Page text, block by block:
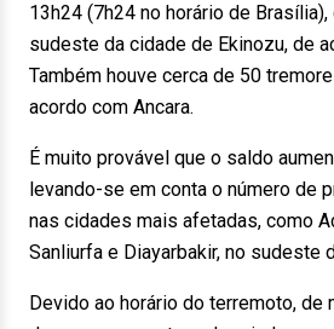
13h24 (7h24 no horário de
sudeste da cidade de Ekinozu, de
Também houve cerca de 50
acordo com Ancara.
É muito provável que o saldo
levando-se em conta o número de
nas cidades mais afetadas, como
Sanliurfa e Diayarbakir, no sudeste
Devido ao horário do terremoto, de